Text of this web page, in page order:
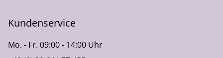
Kundenservice
Mo. - Fr. 09:00 - 14:00 Uhr